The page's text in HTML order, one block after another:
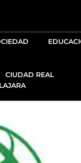
CIUDAD REAL